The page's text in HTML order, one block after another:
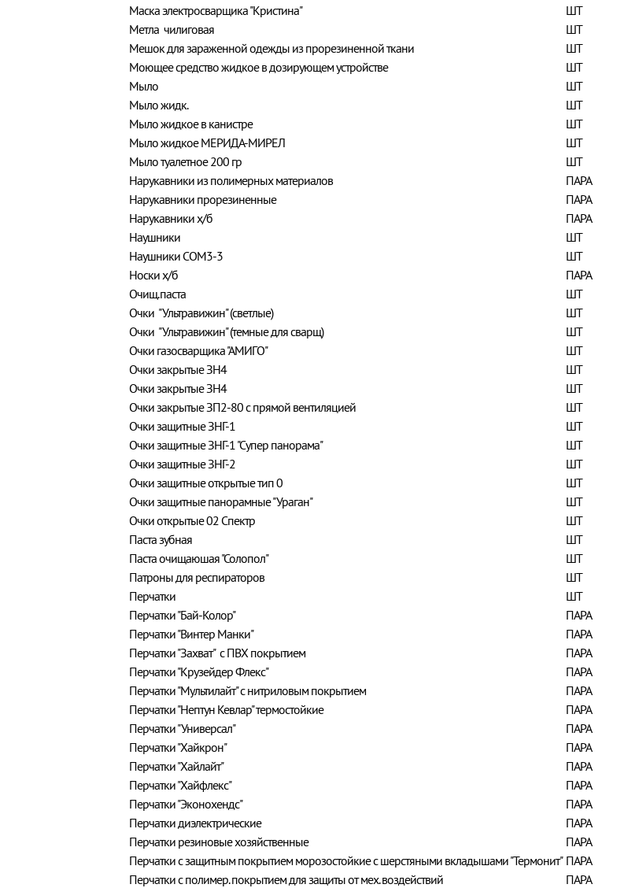
Маска электросварщика "Кристина"
ШТ
Метла чилиговая
ШТ
Мешок для зараженной одежды из прорезиненной ткани
ШТ
Моющее средство жидкое в дозирующем устройстве
ШТ
Мыло
ШТ
Мыло жидк.
ШТ
Мыло жидкое в канистре
ШТ
Мыло жидкое МЕРИДА-МИРЕЛ
ШТ
Мыло туалетное 200 гр
ШТ
Нарукавники из полимерных материалов
ПАРА
Нарукавники прорезиненные
ПАРА
Нарукавники х/б
ПАРА
Наушники
ШТ
Наушники COM3-3
ШТ
Носки х/б
ПАРА
Очищ.паста
ШТ
Очки "Ультравижин" (светлые)
ШТ
Очки "Ультравижин" (темные для сварщ)
ШТ
Очки газосварщика "АМИГО"
ШТ
Очки закрытые ЗН4
ШТ
Очки закрытые ЗН4
ШТ
Очки закрытые ЗП2-80 с прямой вентиляцией
ШТ
Очки защитные ЗНГ-1
ШТ
Очки защитные ЗНГ-1 "Супер панорама"
ШТ
Очки защитные ЗНГ-2
ШТ
Очки защитные открытые тип 0
ШТ
Очки защитные панорамные "Ураган"
ШТ
Очки открытые 02 Спектр
ШТ
Паста зубная
ШТ
Паста очищаюшая "Солопол"
ШТ
Патроны для респираторов
ШТ
Перчатки
ШТ
Перчатки "Бай-Колор"
ПАРА
Перчатки "Винтер Манки"
ПАРА
Перчатки "Захват" с ПВХ покрытием
ПАРА
Перчатки "Крузейдер Флекс"
ПАРА
Перчатки "Мультилайт" с нитриловым покрытием
ПАРА
Перчатки "Нептун Кевлар" термостойкие
ПАРА
Перчатки "Универсал"
ПАРА
Перчатки "Хайкрон"
ПАРА
Перчатки "Хайлайт"
ПАРА
Перчатки "Хайфлекс"
ПАРА
Перчатки "Эконохендс"
ПАРА
Перчатки диэлектрические
ПАРА
Перчатки резиновые хозяйственные
ПАРА
Перчатки с защитным покрытием морозостойкие с шерстяными вкладышами "Термонит" ПАРА
Перчатки с полимер. покрытием для защиты от мех. воздействий
ПАРА